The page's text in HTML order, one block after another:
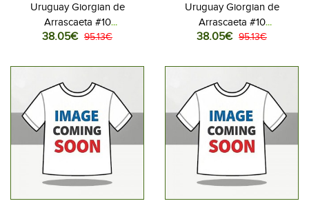
Uruguay Giorgian de
Arrascaeta #10
Jalkapallovaatteet Naisten
Lyhythihainen
38.05€ 95.13€
Uruguay Giorgian de
Arrascaeta #10
Jalkapallovaatteet Naisten
Lyhythihainen
38.05€ 95.13€